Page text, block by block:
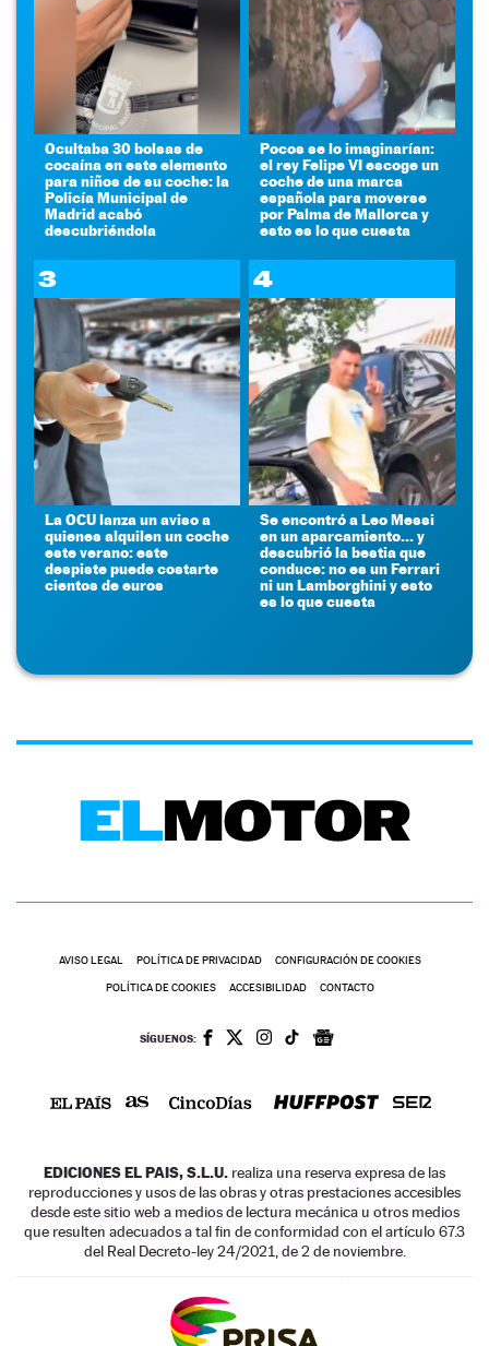
Ocultaba 30 bolsas de
cocaína en este elemento
para niños de su coche: la
Policía Municipal de
Madrid acabó
descubriéndola
Pocos se lo imaginarían:
el rey Felipe VI escoge un
coche de una marca
española para moverse
por Palma de Mallorca y
esto es lo que cuesta
3
La OCU lanza un aviso a
quienes alquilen un coche
este verano: este
despiste puede costarte
cientos de euros
4
Se encontró a Leo Messi
en un aparcamiento... y
descubrió la bestia que
conduce: no es un Ferrari
ni un Lamborghini y esto
es lo que cuesta
AVISO LEGAL POLÍTICA DE PRIVACIDAD CONFIGURACIÓN DE COOKIES
POLÍTICA DE COOKIES ACCESIBILIDAD CONTACTO
SÍGUENOS:
EDICIONES EL PAIS, S.L.U. realiza una reserva expresa de las
reproducciones y usos de las obras y otras prestaciones accesibles
desde este sitio web a medios de lectura mecánica u otros medios
que resulten adecuados a tal fin de conformidad con el artículo 67.3
del Real Decreto-ley 24/2021, de 2 de noviembre.